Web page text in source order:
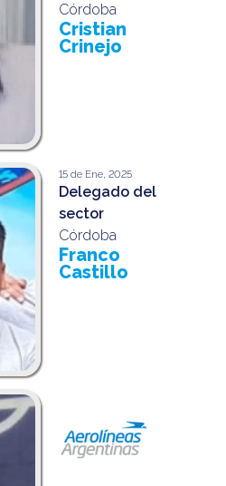
Córdoba
Cristian
Crinejo
15 de Ene, 2025
Delegado del
sector
Córdoba
Franco
Castillo